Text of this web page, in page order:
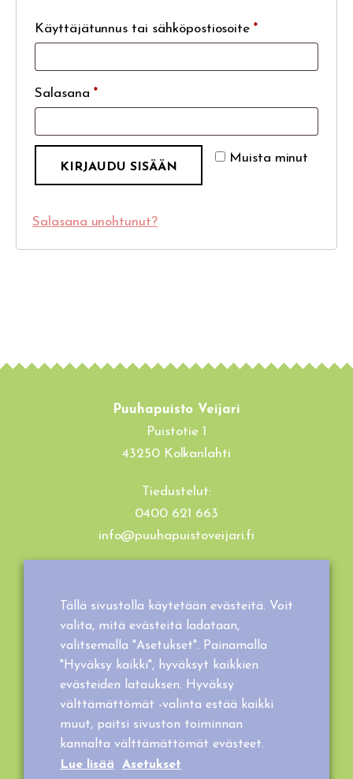
Käyttäjätunnus tai sähköpostiosoite*
Salasana *
Muista minut
KIRJAUDU SISÄÄN
Salasana unohtunut?
Puuhapuisto Veijari
Puistotie 1
43250 Kolkanlahti
Tiedustelut:
0400 621 663
info@puuhapuistoveijari.fi
Tilaus- ja toimitusehdot
Tällä sivustolla käytetään evästeitä. Voit
valita, mitä evästeitä ladataan,
valitsemalla "Asetukset". Painamalla
"Hyväksy kaikki", hyväksyt kaikkien
evästeiden latauksen. Hyväksy
välttämättömät -valinta estää kaikki
muut, paitsi sivuston toiminnan
kannalta välttämättömät evästeet.
Lue lisää
Asetukset